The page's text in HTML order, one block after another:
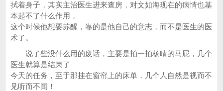
拭着身子，其实主治医生进来查房，对文如海现在的病情也基
本起不了什么作用，
这个时候他想要苏醒，靠的是他自己的意志，而不是医生的医
术了。
说了些没什么用的废话，主要是拍一拍杨晴的马屁，几个
医生就算是结束了
今天的任务，至于那挂在窗帘上的床单，几个人自然是视而不
见听而不闻！